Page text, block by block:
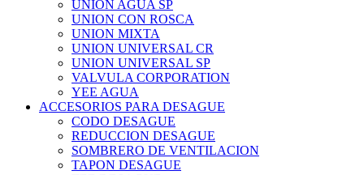
UNION AGUA SP
UNION CON ROSCA
UNION MIXTA
UNION UNIVERSAL CR
UNION UNIVERSAL SP
VALVULA CORPORATION
YEE AGUA
ACCESORIOS PARA DESAGUE
CODO DESAGUE
REDUCCION DESAGUE
SOMBRERO DE VENTILACION
TAPON DESAGUE